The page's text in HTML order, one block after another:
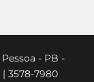
- PB -
| 3578-7980